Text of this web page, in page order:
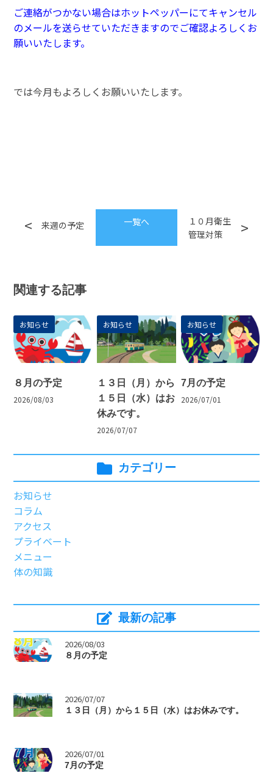
ご連絡がつかない場合はホットペッパーにてキャンセル
のメールを送らせていただきますのでご確認よろしくお
願いいたします。
では今月もよろしくお願いいたします。
来週の予定 一覧へ
１０月衛生
管理対策
関連する記事
お知らせ
８月の予定
2026/08/03
お知らせ
１３日（月）から
１５日（水）はお
休みです。
2026/07/07
お知らせ
7月の予定
2026/07/01
カテゴリー
お知らせ
コラム
アクセス
プライベート
メニュー
体の知識
最新の記事
> 2026/08/03
８月の予定
> 2026/07/07
１３日（月）から１５日（水）はお休みです。
> 2026/07/01
7月の予定